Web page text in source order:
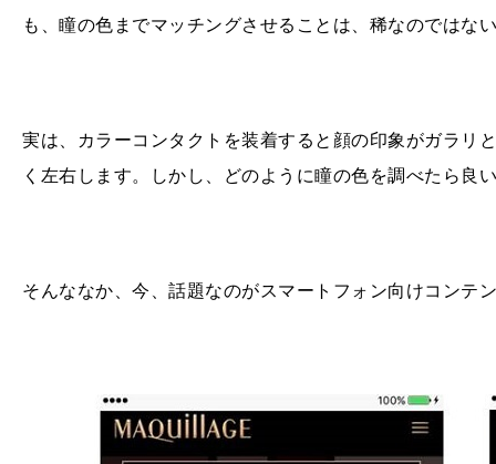
も、瞳の色までマッチングさせることは、稀なのではな
実は、カラーコンタクトを装着すると顔の印象がガラリ
く左右します。しかし、どのように瞳の色を調べたら良
そんななか、今、話題なのがスマートフォン向けコンテ